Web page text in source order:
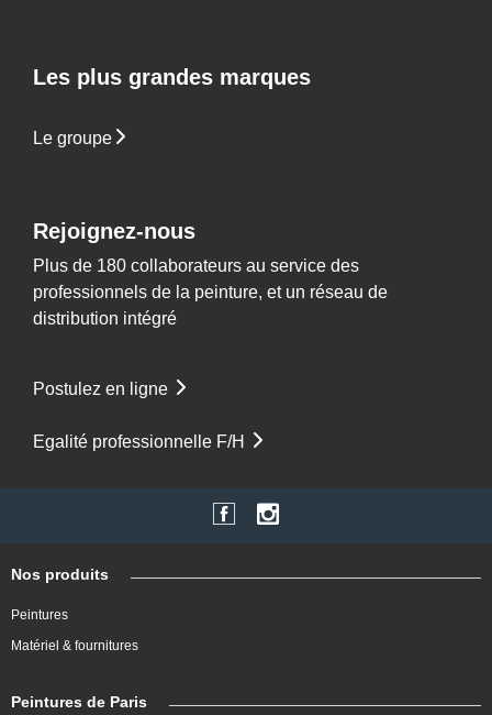
Les plus grandes marques
Le groupe
Rejoignez-nous
Plus de 180 collaborateurs au service des
professionnels de la peinture, et un réseau de
distribution intégré
Postulez en ligne
Egalité professionnelle F/H
Nos produits
Peintures
Matériel & fournitures
Peintures de Paris